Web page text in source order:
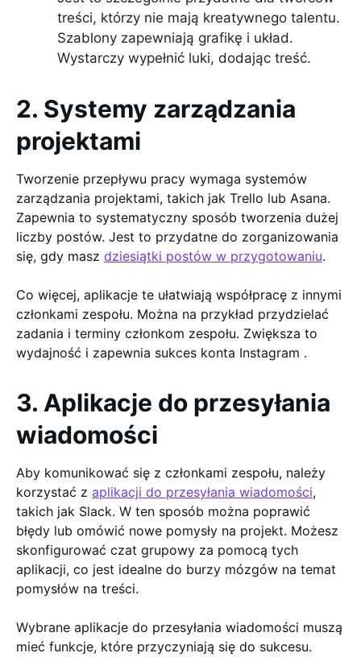
treści, którzy nie mają kreatywnego talentu.
Szablony zapewniają grafikę i układ.
Wystarczy wypełnić luki, dodając treść.
2. Systemy zarządzania
projektami
Tworzenie przepływu pracy wymaga systemów
zarządzania projektami, takich jak Trello lub Asana.
Zapewnia to systematyczny sposób tworzenia dużej
liczby postów. Jest to przydatne do zorganizowania
się, gdy masz dziesiątki postów w przygotowaniu.
Co więcej, aplikacje te ułatwiają współpracę z innymi
członkami zespołu. Można na przykład przydzielać
zadania i terminy członkom zespołu. Zwiększa to
wydajność i zapewnia sukces konta Instagram .
3. Aplikacje do przesyłania
wiadomości
Aby komunikować się z członkami zespołu, należy
korzystać z aplikacji do przesyłania wiadomości,
takich jak Slack. W ten sposób można poprawić
błędy lub omówić nowe pomysły na projekt. Możesz
skonfigurować czat grupowy za pomocą tych
aplikacji, co jest idealne do burzy mózgów na temat
pomysłów na treści.
Wybrane aplikacje do przesyłania wiadomości muszą
mieć funkcje, które przyczyniają się do sukcesu.